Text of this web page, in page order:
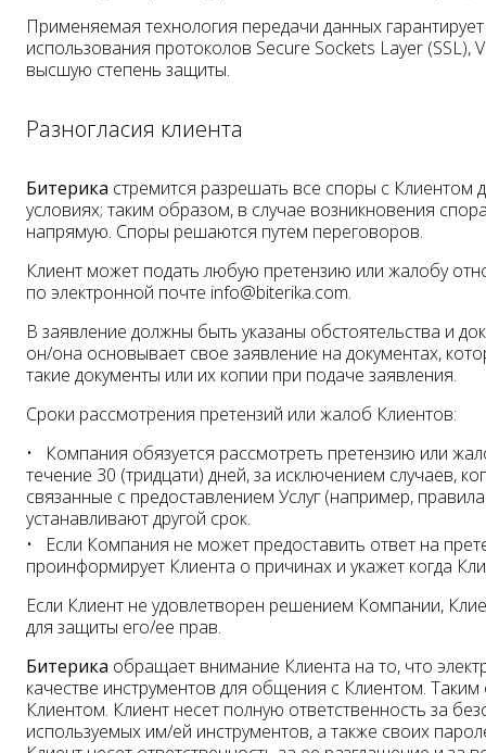
Применяемая технология передачи данных
использования протоколов Secure Sockets Layer
высшую степень защиты.
Разногласия клиента
Битерика стремится разрешать все споры с
условиях; таким образом, в случае возникновения
напрямую. Споры решаются путем переговоров.
Клиент может подать любую претензию или жалобу
по электронной почте info@biterika.com.
В заявление должны быть указаны обстоятельства и
он/она основывает свое заявление на документах,
такие документы или их копии при подаче заявления.
Сроки рассмотрения претензий или жалоб Клиентов:
Компания обязуется рассмотреть претензию или
течение 30 (тридцати) дней, за исключением случаев,
связанные с предоставлением Услуг (например,
устанавливают другой срок.
Если Компания не может предоставить ответ на
проинформирует Клиента о причинах и укажет когда
Если Клиент не удовлетворен решением Компании,
для защиты его/ее прав.
Битерика обращает внимание Клиента на то, что
качестве инструментов для общения с Клиентом.
Клиентом. Клиент несет полную ответственность за
используемых им/ей инструментов, а также своих